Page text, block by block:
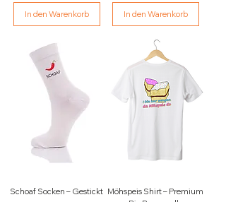
In den Warenkorb In den Warenkorb
Schoaf Socken – Gestickt Möhspeis Shirt – Premium